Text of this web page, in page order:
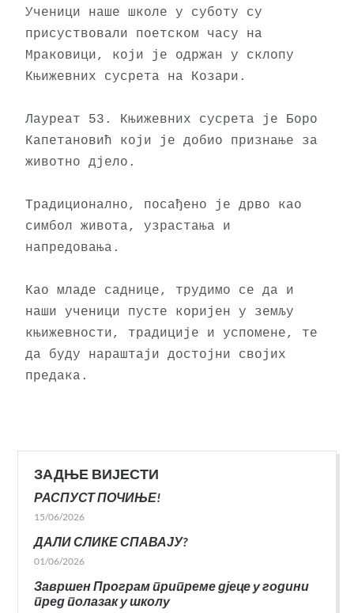
Ученици наше школе у суботу су
присуствовали поетском часу на
Мраковици, који je одржан у склопу
Књижевних сусрета на Козари.
Лауреат 53. Књижевних сусрета је Боро
Капетановић који је добио признање за
животно дјело.
Традиционално, посађено је дрво као
симбол живота, узрастања и
напредовања.
Као младе саднице, трудимо се да и
наши ученици пусте коријен у земљу
књижевности, традиције и успомене, те
да буду нараштаји достојни својих
предака.
ЗАДЊЕ ВИЈЕСТИ
РАСПУСТ ПОЧИЊЕ!
15/06/2026
ДАЛИ СЛИКЕ СПАВАЈУ?
01/06/2026
Завршен Програм припреме дјеце у години
пред полазак у школу